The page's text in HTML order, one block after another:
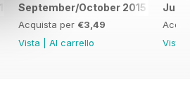
September/October 2015
Acquista per €3,49
Vista
Al carrello
July/
Vista